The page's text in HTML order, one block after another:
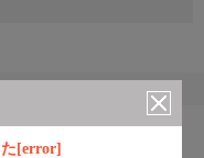
[error]